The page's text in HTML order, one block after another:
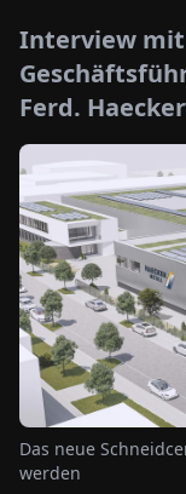
PAPER
NEWS
ÜBER
UNS
ENDEFR
Interview mit
Ferd.
Das neue
werden